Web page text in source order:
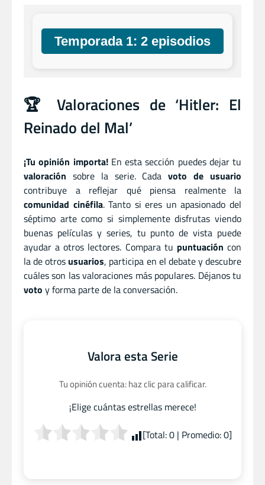
Temporada 1: 2 episodios
🏆 Valoraciones de ‘Hitler: El
Reinado del Mal’
¡Tu opinión importa!En esta sección puedes dejar tu
valoración sobre la serie. Cadavoto de usuario
contribuye a reflejar qué piensa realmente la
comunidad cinéfila. Tanto si eres un apasionado del
séptimo arte como si simplemente disfrutas viendo
buenas películas y series, tu punto de vista puede
ayudar a otros lectores. Compara tu puntuación con
la de otros usuarios, participa en el debate y descubre
cuáles son las valoraciones más populares. Déjanos tu
voto y forma parte de la conversación.
Valora esta Serie
Tu opinión cuenta: haz clic para calificar.
¡Elige cuántas estrellas merece!
[Total:0| Promedio:0]